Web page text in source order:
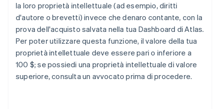
la loro proprietà intellettuale (ad esempio, diritti
d'autore o brevetti) invece che denaro contante, con la
prova dell'acquisto salvata nella tua Dashboard di Atlas.
Per poter utilizzare questa funzione, il valore della tua
proprietà intellettuale deve essere pari o inferiore a
100 $; se possiedi una proprietà intellettuale di valore
superiore, consulta un avvocato prima di procedere.